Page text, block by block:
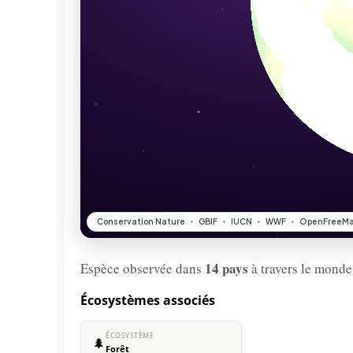
Espèce observée dans 14 pays à travers le
Écosystèmes associés
🌲 ÉCOSYSTÈME
Forêt